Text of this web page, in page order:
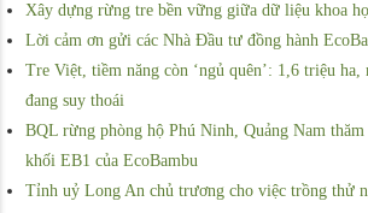
Xây dựng rừng tre bền vững giữa dữ liệu khoa
Lời cảm ơn gửi các Nhà Đầu tư đồng hành
Tre Việt, tiềm năng còn ‘ngủ quên’: 1,6 triệu
đang suy thoái
BQL rừng phòng hộ Phú Ninh, Quảng Nam
khối EB1 của EcoBambu
Tỉnh uỷ Long An chủ trương cho việc trồng thử